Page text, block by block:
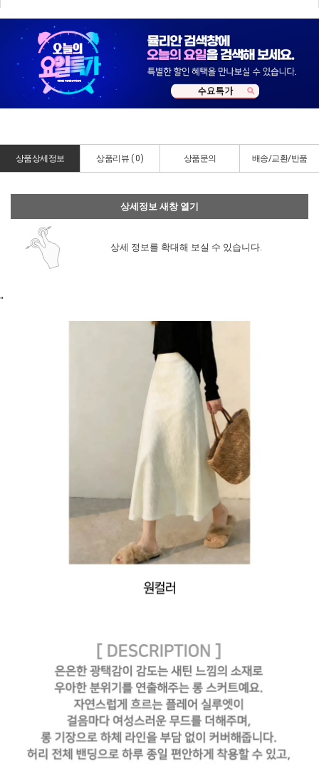
상품상세정보 상품리뷰 ( 0) 상품문의 배송/교환/반품
상세정보 새창 열기
상세 정보를 확대해 보실 수 있습니다.
"